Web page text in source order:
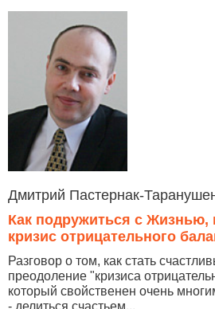
Дмитрий Пастернак-
Как подружиться с Жизнью,
кризис отрицательного
Разговор о том, как стать
преодоление "кризиса
который свойственен очень